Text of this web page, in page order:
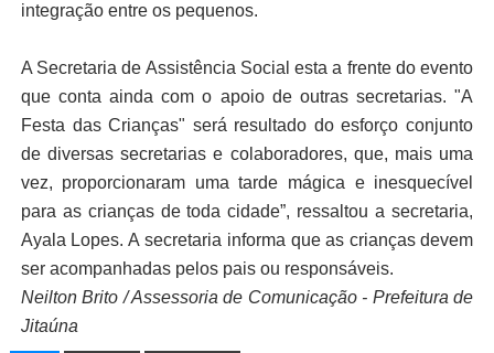
integração entre os pequenos.
A Secretaria de Assistência Social esta a frente do evento
que conta ainda com o apoio de outras secretarias. "A
Festa das Crianças" será resultado do esforço conjunto
de diversas secretarias e colaboradores, que, mais uma
vez, proporcionaram uma tarde mágica e inesquecível
para as crianças de toda cidade”, ressaltou a secretaria,
Ayala Lopes. A secretaria informa que as crianças devem
ser acompanhadas pelos pais ou responsáveis.
Neilton Brito / Assessoria de Comunicação - Prefeitura de
Jitaúna